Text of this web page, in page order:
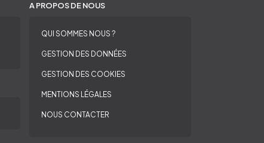
A PROPOS DE NOUS
QUI SOMMES NOUS ?
GESTION DES DONNÉES
GESTION DES COOKIES
MENTIONS LÉGALES
NOUS CONTACTER